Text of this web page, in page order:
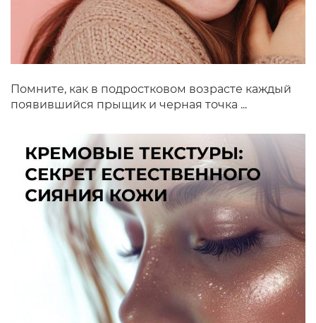
Помните, как в подростковом возрасте каждый
появившийся прыщик и черная точка ...